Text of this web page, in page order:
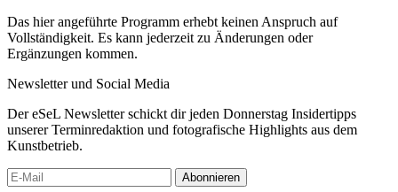
Das hier angeführte Programm erhebt keinen Anspruch auf
Vollständigkeit. Es kann jederzeit zu Änderungen oder
Ergänzungen kommen.
Newsletter und Social Media
Der eSeL Newsletter schickt dir jeden Donnerstag Insidertipps
unserer Terminredaktion und fotografische Highlights aus dem
Kunstbetrieb.
Abonnieren